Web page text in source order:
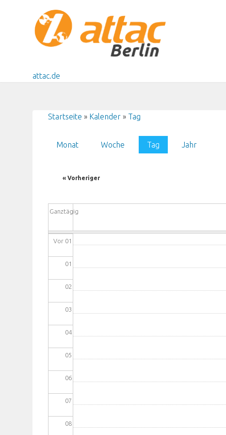
attac.de
Startseite » Kalender » Tag
Monat Woche Tag (aktiver Reiter)
Jahr
« Vorheriger
Ganztägig
Vor 01
01
02
03
04
05
06
07
08